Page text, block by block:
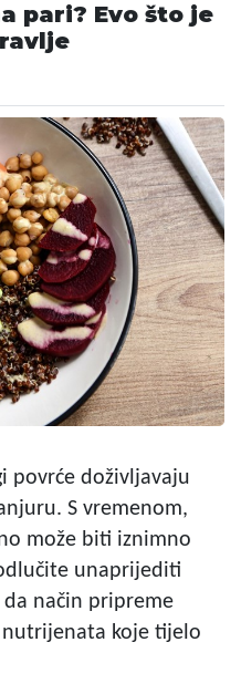
pari? Evo što je
povrće doživljavaju
S vremenom,
može biti iznimno
unaprijediti
način pripreme
koje tijelo